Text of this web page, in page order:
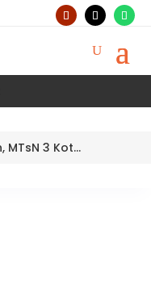
Dua Setengah Tahun Penuh Kesan, MTsN 3 Kota Padang Lepas Pengawas Pembina Dra. Nayusminar Nasrun